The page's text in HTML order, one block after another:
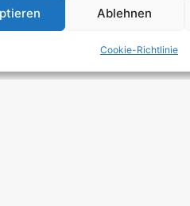
Ablehnen
Cookie-Richtlinie
ROCK